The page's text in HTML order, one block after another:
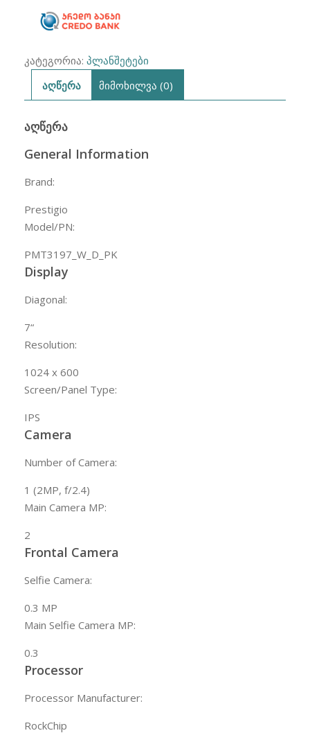
Pink
კატეგორია: პლანშეტები
აღწერა
მიმოხილვა (0)
ᲐᲦᲬᲔᲠᲐ
General Information
Brand:
Prestigio
Model/PN:
PMT3197_W_D_PK
Display
Diagonal:
7“
Resolution:
1024 x 600
Screen/Panel Type:
IPS
Camera
Number of Camera:
1 (2MP, f/2.4)
Main Camera MP:
2
Frontal Camera
Selfie Camera:
0.3 MP
Main Selfie Camera MP:
0.3
Processor
Processor Manufacturer:
RockChip